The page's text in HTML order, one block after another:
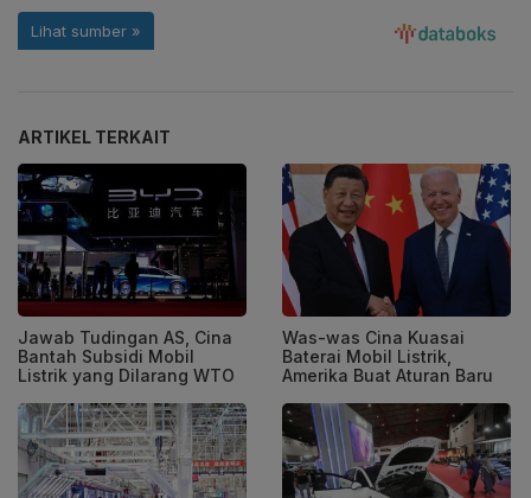
ARTIKEL TERKAIT
Jawab Tudingan AS, Cina
Bantah Subsidi Mobil
Listrik yang Dilarang WTO
Was-was Cina Kuasai
Baterai Mobil Listrik,
Amerika Buat Aturan Baru